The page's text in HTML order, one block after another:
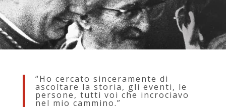
“Ho cercato sinceramente di
ascoltare la storia, gli eventi, le
persone, tutti voi che incrociavo
nel mio cammino.”